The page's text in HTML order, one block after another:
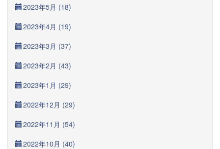
2023年5月 (18)
2023年4月 (19)
2023年3月 (37)
2023年2月 (43)
2023年1月 (29)
2022年12月 (29)
2022年11月 (54)
2022年10月 (40)